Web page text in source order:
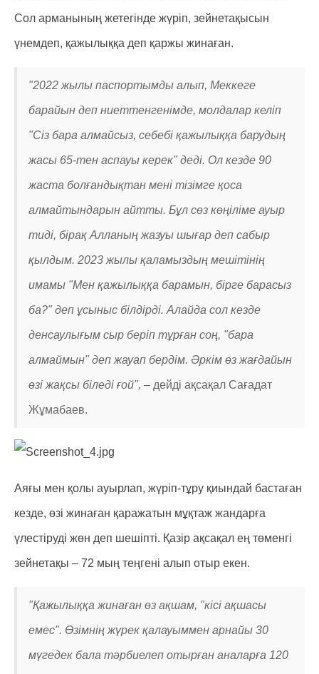
Сол арманының жетегінде жүріп, зейнетақысын
үнемдеп, қажылыққа деп қаржы жинаған.
"2022 жылы паспортымды алып, Меккеге
барайын деп ниеттенгенімде, молдалар келіп
"Сіз бара алмайсыз, себебі қажылыққа барудың
жасы 65-тен аспауы керек" деді. Ол кезде 90
жаста болғандықтан мені тізімге қоса
алмайтындарын айтты. Бұл сөз көңіліме ауыр
тиді, бірақ Алланың жазуы шығар деп сабыр
қылдым. 2023 жылы қаламыздың мешітінің
имамы "Мен қажылыққа барамын, бірге барасыз
ба?" деп ұсыныс білдірді. Алайда сол кезде
денсаулығым сыр беріп тұрған соң, "бара
алмаймын" деп жауап бердім. Әркім өз жағдайын
өзі жақсы біледі ғой", – дейді ақсақал Сағадат
Жұмабаев.
Аяғы мен қолы ауырлап, жүріп-тұру қиындай бастаған
кезде, өзі жинаған қаражатын мұқтаж жандарға
үлестіруді жөн деп шешіпті. Қазір ақсақал ең төменгі
зейнетақы – 72 мың теңгені алып отыр екен.
"Қажылыққа жинаған өз ақшам, "кісі ақшасы
емес". Өзімнің жүрек қалауыммен арнайы 30
мүгедек бала тәрбиелеп отырған аналарға 120